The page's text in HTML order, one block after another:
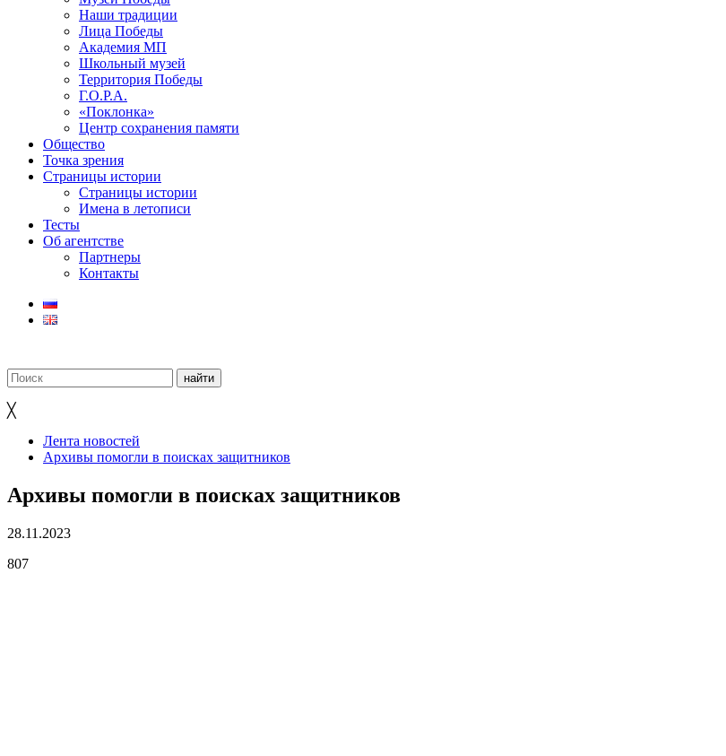
Наши традиции
Лица Победы
Академия МП
Школьный музей
Территория Победы
Г.О.Р.А.
«Поклонка»
Центр сохранения памяти
Общество
Точка зрения
Страницы истории
Страницы истории
Имена в летописи
Тесты
Об агентстве
Партнеры
Контакты
╳
Лента новостей
Архивы помогли в поисках защитников
Архивы помогли в поисках защитников
28.11.2023
807